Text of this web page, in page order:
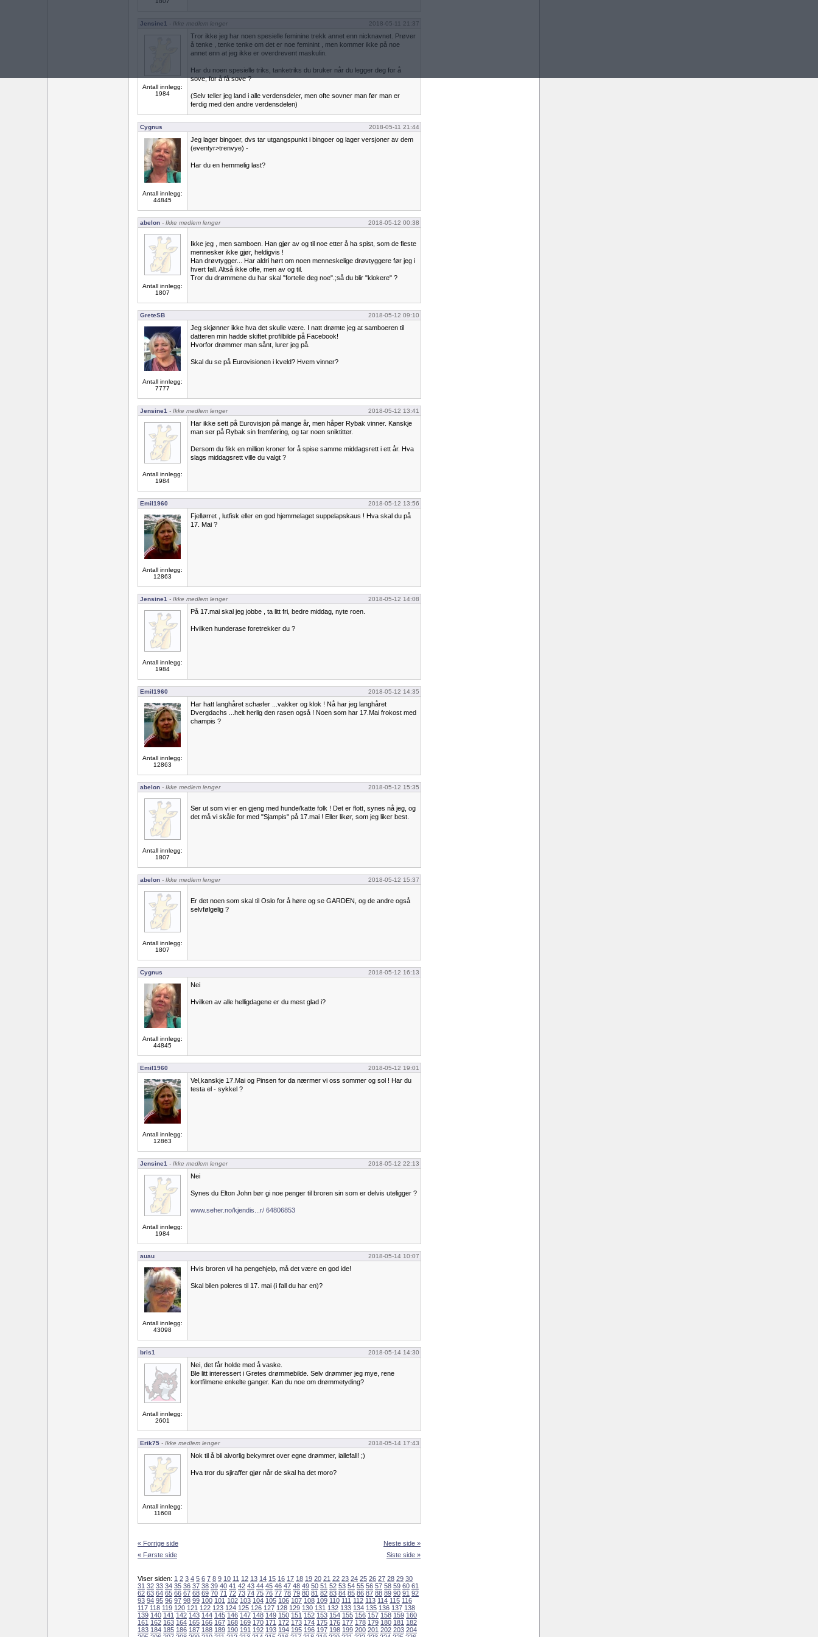
Jensine1 - Ikke medlem lenger 2018-05-11 21:37
Antall innlegg:
1984
Tror ikke jeg har noen spesielle feminine trekk annet enn nicknavnet. Prøver
å tenke , tenke tenke om det er noe feminint , men kommer ikke på noe
annet enn at jeg ikke er overdrevent maskulin.
Har du noen spesielle triks, tanketriks du bruker når du legger deg for å
sove, for å få sove ?
(Selv teller jeg land i alle verdensdeler, men ofte sovner man før man er
ferdig med den andre verdensdelen)
Cygnus 2018-05-11 21:44
Antall innlegg:
44845
Jeg lager bingoer, dvs tar utgangspunkt i bingoer og lager versjoner av dem
(eventyr>trenvye) -
Har du en hemmelig last?
abelon - Ikke medlem lenger 2018-05-12 00:38
Antall innlegg:
1807
Ikke jeg , men samboen. Han gjør av og til noe etter å ha spist, som de fleste
mennesker ikke gjør, heldigvis !
Han drøvtygger... Har aldri hørt om noen menneskelige drøvtyggere før jeg i
hvert fall. Altså ikke ofte, men av og til.
Tror du drømmene du har skal "fortelle deg noe".;så du blir "klokere" ?
GreteSB 2018-05-12 09:10
Antall innlegg:
7777
Jeg skjønner ikke hva det skulle være. I natt drømte jeg at samboeren til
datteren min hadde skiftet profilbilde på Facebook!
Hvorfor drømmer man sånt, lurer jeg på.
Skal du se på Eurovisionen i kveld? Hvem vinner?
Jensine1 - Ikke medlem lenger 2018-05-12 13:41
Antall innlegg:
1984
Har ikke sett på Eurovisjon på mange år, men håper Rybak vinner. Kanskje
man ser på Rybak sin fremføring, og tar noen sniktitter.
Dersom du fikk en million kroner for å spise samme middagsrett i ett år. Hva
slags middagsrett ville du valgt ?
Emil1960 2018-05-12 13:56
Antall innlegg:
12863
Fjellørret , lutfisk eller en god hjemmelaget suppelapskaus ! Hva skal du på
17. Mai ?
Jensine1 - Ikke medlem lenger 2018-05-12 14:08
Antall innlegg:
1984
På 17.mai skal jeg jobbe , ta litt fri, bedre middag, nyte roen.
Hvilken hunderase foretrekker du ?
Emil1960 2018-05-12 14:35
Antall innlegg:
12863
Har hatt langhåret schæfer ...vakker og klok ! Nå har jeg langhåret
Dvergdachs ...helt herlig den rasen også ! Noen som har 17.Mai frokost med
champis ?
abelon - Ikke medlem lenger 2018-05-12 15:35
Antall innlegg:
1807
Ser ut som vi er en gjeng med hunde/katte folk ! Det er flott, synes nå jeg, og
det må vi skåle for med "Sjampis" på 17.mai ! Eller likør, som jeg liker best.
abelon - Ikke medlem lenger 2018-05-12 15:37
Antall innlegg:
1807
Er det noen som skal til Oslo for å høre og se GARDEN, og de andre også
selvfølgelig ?
Cygnus 2018-05-12 16:13
Antall innlegg:
44845
Nei
Hvilken av alle helligdagene er du mest glad i?
Emil1960 2018-05-12 19:01
Antall innlegg:
12863
Vel,kanskje 17.Mai og Pinsen for da nærmer vi oss sommer og sol ! Har du
testa el - sykkel ?
Jensine1 - Ikke medlem lenger 2018-05-12 22:13
Antall innlegg:
1984
Nei
Synes du Elton John bør gi noe penger til broren sin som er delvis uteligger ?
www.seher.no/kjendis...r/ 64806853
auau 2018-05-14 10:07
Antall innlegg:
43098
Hvis broren vil ha pengehjelp, må det være en god ide!
Skal bilen poleres til 17. mai (i fall du har en)?
bris1 2018-05-14 14:30
Antall innlegg:
2601
Nei, det får holde med å vaske.
Ble litt interessert i Gretes drømmebilde. Selv drømmer jeg mye, rene
kortfilmene enkelte ganger. Kan du noe om drømmetyding?
Erik75 - Ikke medlem lenger 2018-05-14 17:43
Antall innlegg:
11608
Nok til å bli alvorlig bekymret over egne drømmer, iallefall! ;)
Hva tror du sjiraffer gjør når de skal ha det moro?
« Forrige side
« Første side
Neste side »
Siste side »
Viser siden: 1 2 3 4 5 6 7 8 9 10 11 12 13 14 15 16 17 18 19 20 21 22 23 24 25 26 27 28 29 30
31 32 33 34 35 36 37 38 39 40 41 42 43 44 45 46 47 48 49 50 51 52 53 54 55 56 57 58 59 60 61
62 63 64 65 66 67 68 69 70 71 72 73 74 75 76 77 78 79 80 81 82 83 84 85 86 87 88 89 90 91 92
93 94 95 96 97 98 99 100 101 102 103 104 105 106 107 108 109 110 111 112 113 114 115 116
117 118 119 120 121 122 123 124 125 126 127 128 129 130 131 132 133 134 135 136 137 138
139 140 141 142 143 144 145 146 147 148 149 150 151 152 153 154 155 156 157 158 159 160
161 162 163 164 165 166 167 168 169 170 171 172 173 174 175 176 177 178 179 180 181 182
183 184 185 186 187 188 189 190 191 192 193 194 195 196 197 198 199 200 201 202 203 204